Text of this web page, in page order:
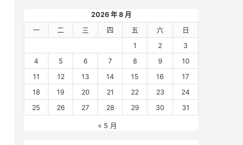
2026 年 8 月
一
二 三 四 五 六
日
1
2
3
4
5 6 7 8 9
10
11
12 13 14 15 16
17
18
19 20 21 22 23
24
25
26 27 28 29 30 31
« 5 月